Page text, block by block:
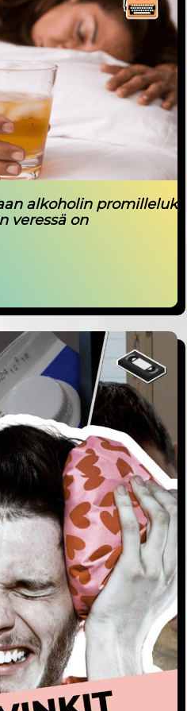
alkoholin
veressä on